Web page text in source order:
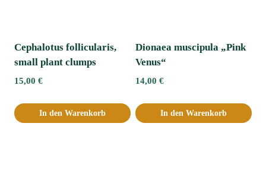
Cephalotus follicularis,
small plant clumps
15,00 €
In den Warenkorb
Dionaea muscipula „Pink
Venus“
14,00 €
In den Warenkorb